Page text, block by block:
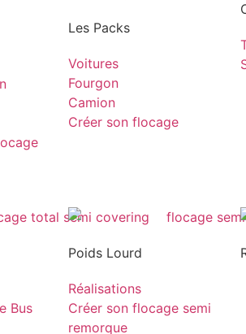
Les Packs
Voitures
Fourgon
Camion
Créer son flocage
Bus
Poids Lourd
Réalisations
Créer son flocage semi
remorque